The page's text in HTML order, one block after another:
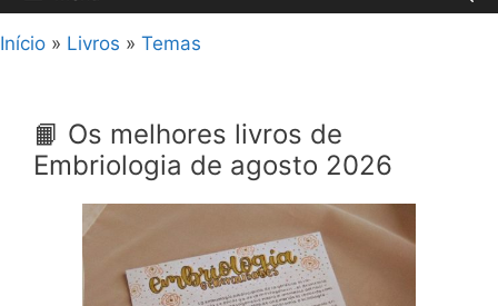
Início » Livros » Temas
📙 Os melhores livros de
Embriologia de agosto 2026